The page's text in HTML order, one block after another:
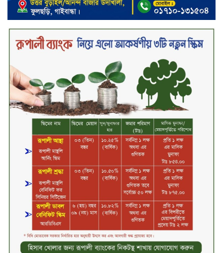
জীবননগর সীমান্ত দিয়ে ভারতে অবৈধ
অনুপ্রবেশের সময় ৮ বাংলাদেশি নারী
আটক
মাধবপুর গৃহবধূর ঝুলন্ত মরদেহ উদ্ধার
করছে পুলিশ
চ্যানেল আইয়ের ‘আমরাই বাংলাদেশ’
টকশোতে সাইফুল ইসলাম সোহেল ও
চিত্রনায়ক ডিএ তায়েব
টাঙ্গাইলে নিহত বাস মালিকদের
পরিবারকে অনুদান ও সম্মাননা প্রদান